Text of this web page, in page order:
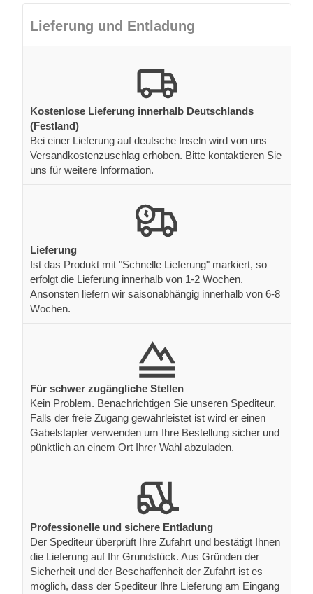
Lieferung und Entladung
Kostenlose Lieferung innerhalb Deutschlands
(Festland)
Bei einer Lieferung auf deutsche Inseln wird von uns
Versandkostenzuschlag erhoben. Bitte kontaktieren Sie
uns für weitere Information.
Lieferung
Ist das Produkt mit "Schnelle Lieferung" markiert, so
erfolgt die Lieferung innerhalb von 1-2 Wochen.
Ansonsten liefern wir saisonabhängig innerhalb von 6-8
Wochen.
Für schwer zugängliche Stellen
Kein Problem. Benachrichtigen Sie unseren Spediteur.
Falls der freie Zugang gewährleistet ist wird er einen
Gabelstapler verwenden um Ihre Bestellung sicher und
pünktlich an einem Ort Ihrer Wahl abzuladen.
Professionelle und sichere Entladung
Der Spediteur überprüft Ihre Zufahrt und bestätigt Ihnen
die Lieferung auf Ihr Grundstück. Aus Gründen der
Sicherheit und der Beschaffenheit der Zufahrt ist es
möglich, dass der Spediteur Ihre Lieferung am Eingang